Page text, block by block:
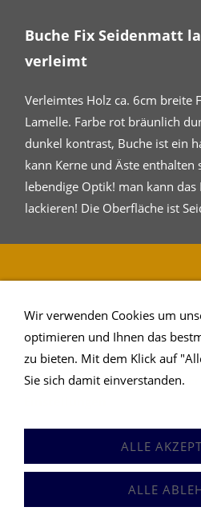
Buche Fix Seidenmatt
verleimt
Verleimtes Holz ca. 6cm breite
Lamelle. Farbe rot bräunlich
dunkel kontrast, Buche ist ein
kann Kerne und Äste enthalten
lebendige Optik! man kann das
lackieren! Die Oberfläche ist
Holzart Buche
Kz A/ B
Holzart Buche Seidenmatt
(stab verleimt)
Wir verwenden Cookies um
optimieren und Ihnen das
zu bieten. Mit dem Klick auf
Sie sich damit einverstanden.
ALLE
ALLE